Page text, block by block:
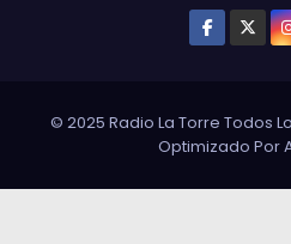
© 2025 Radio La Torre Todos
Optimizado Por